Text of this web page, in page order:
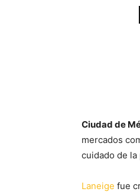
Ciudad de
mercados
cuidado de la
Laneige fue